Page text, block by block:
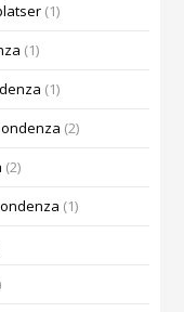
(1)
(1)
(1)
(2)
(2)
(1)